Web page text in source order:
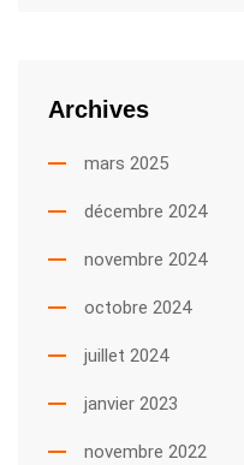
Archives
mars 2025
décembre 2024
novembre 2024
octobre 2024
juillet 2024
janvier 2023
novembre 2022